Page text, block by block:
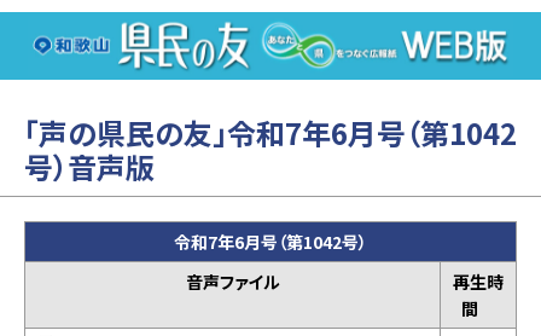
「声の県民の友」令和7年6月号（第1042
号）音声版
令和7年6月号（第1042号）
音声ファイル
再生時
間